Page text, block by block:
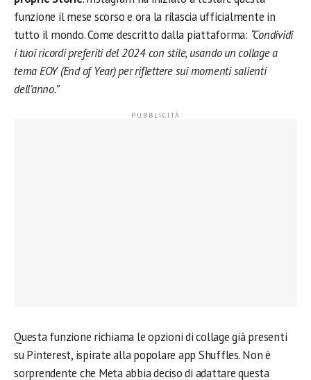
funzione il mese scorso e ora la rilascia ufficialmente in
tutto il mondo. Come descritto dalla piattaforma: “Condividi
i tuoi ricordi preferiti del 2024 con stile, usando un collage a
tema EOY (End of Year) per riflettere sui momenti salienti
dell’anno.”
Questa funzione richiama le opzioni di collage già presenti
su Pinterest, ispirate alla popolare app Shuffles. Non è
sorprendente che Meta abbia deciso di adattare questa